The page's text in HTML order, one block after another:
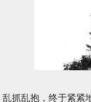
乱抓乱抱，终于紧紧